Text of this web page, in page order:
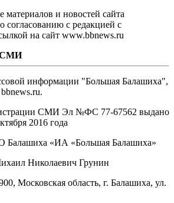
материалов и новостей сайта
согласованию с редакцией с
на сайт www.bbnews.ru
информации "Большая Балашиха",
СМИ Эл №ФС ‎77-67562 выдано
2016 года
Балашиха «ИА «Большая Балашиха»
Николаевич Грунин
Московская область, г. Балашиха, ул.